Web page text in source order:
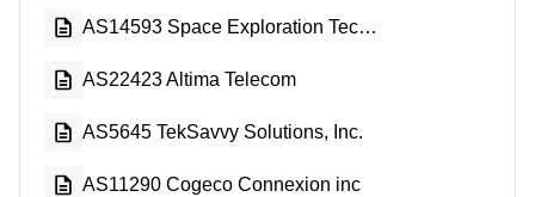
AS14593 Space Exploration Technologies Corporation
AS22423 Altima Telecom
AS5645 TekSavvy Solutions, Inc.
AS11290 Cogeco Connexion inc